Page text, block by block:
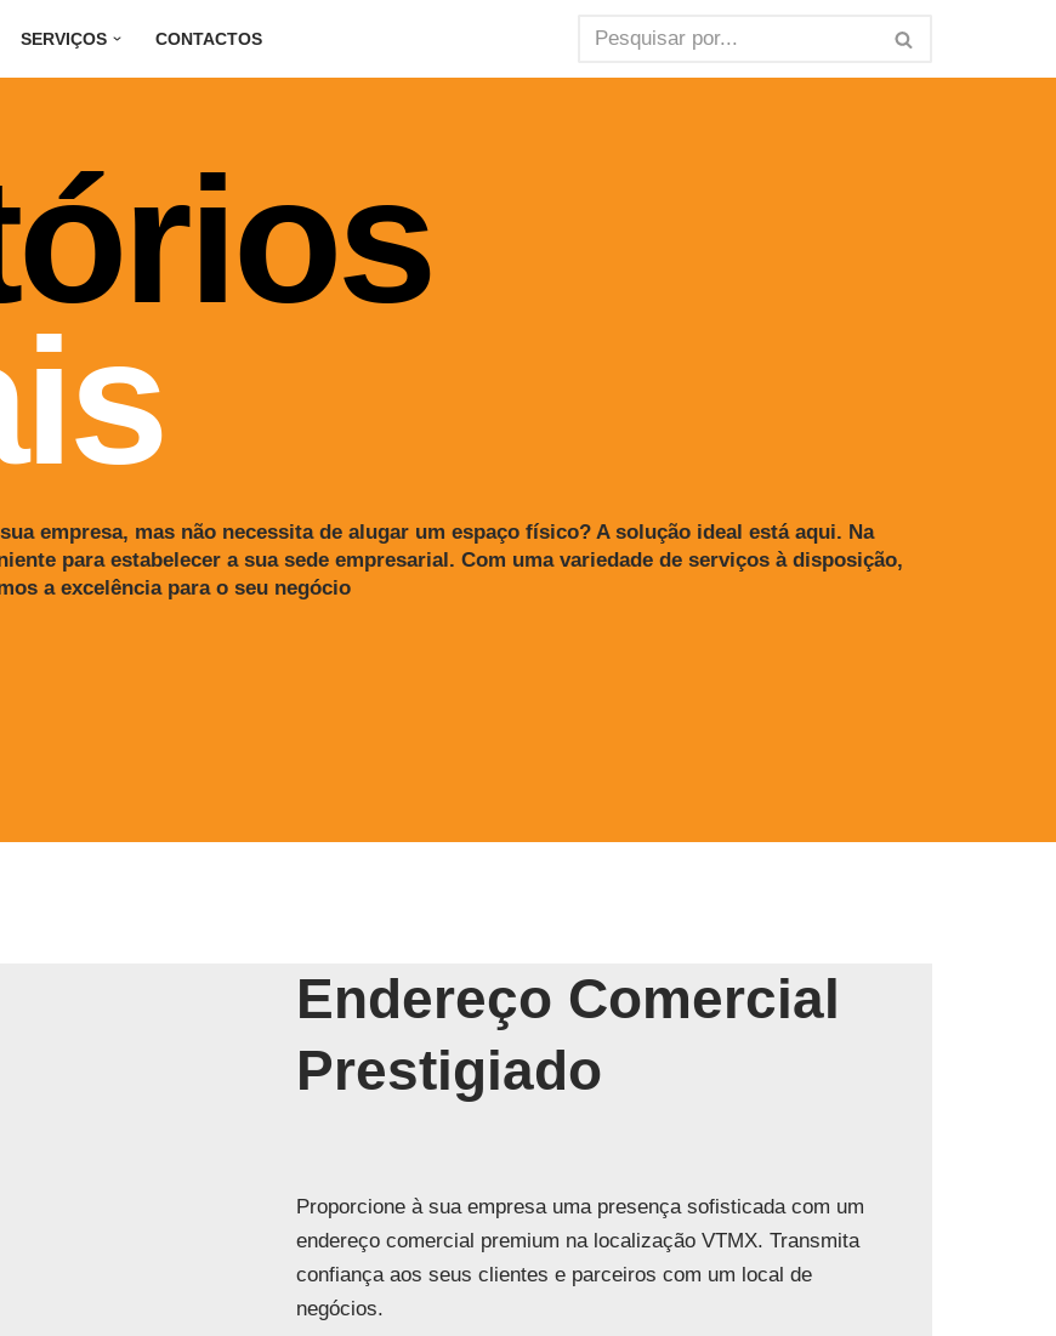
SERVIÇOS CONTACTOS
empresa, mas não necessita de alugar um espaço físico? A solução ideal está aqui. Na
para estabelecer a sua sede empresarial. Com uma variedade de serviços à disposição,
a excelência para o seu negócio
Endereço Comercial
Prestigiado
Proporcione à sua empresa uma presença sofisticada com um
endereço comercial premium na localização VTMX. Transmita
confiança aos seus clientes e parceiros com um local de
negócios.